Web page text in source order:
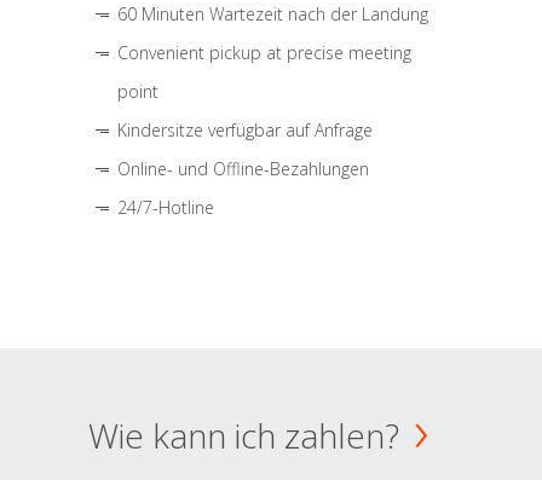
60 Minuten Wartezeit nach der Landung
Convenient pickup at precise meeting
point
Kindersitze verfügbar auf Anfrage
Online- und Offline-Bezahlungen
24/7-Hotline
Wie kann ich zahlen?